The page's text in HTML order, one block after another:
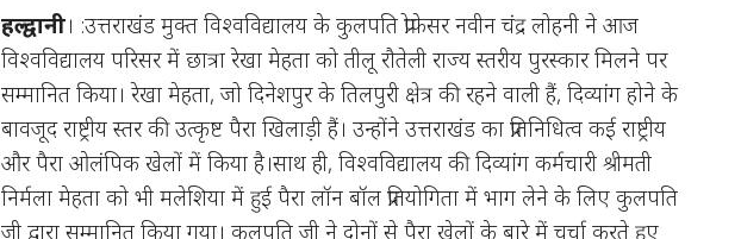
हल्द्वानी। :उत्तराखंड मुक्त विश्वविद्यालय के कुलपति प्रोफेसर नवीन चंद्र लोहनी ने आज
विश्वविद्यालय परिसर में छात्रा रेखा मेहता को तीलू रौतेली राज्य स्तरीय पुरस्कार मिलने पर
सम्मानित किया। रेखा मेहता, जो दिनेशपुर के तिलपुरी क्षेत्र की रहने वाली हैं, दिव्यांग होने के
बावजूद राष्ट्रीय स्तर की उत्कृष्ट पैरा खिलाड़ी हैं। उन्होंने उत्तराखंड का प्रतिनिधित्व कई राष्ट्रीय
और पैरा ओलंपिक खेलों में किया है।साथ ही, विश्वविद्यालय की दिव्यांग कर्मचारी श्रीमती
निर्मला मेहता को भी मलेशिया में हुई पैरा लॉन बॉल प्रतियोगिता में भाग लेने के लिए कुलपति
जी द्वारा सम्मानित किया गया। कुलपति जी ने दोनों से पैरा खेलों के बारे में चर्चा करते हुए